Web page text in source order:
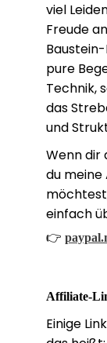
viel
Freude
pure
Technik,
das
und
Wenn dir
du
einfach
👉
Affiliate-
Einige